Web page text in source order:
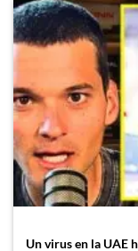
Un virus en la UAE